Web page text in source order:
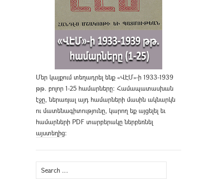
Մեր կայքում տեղադրել ենք «ՎԷՄ»-ի 1933-1939
թթ. բոլոր 1-25 համարները։ Համապատասխան
էջը, ներառյալ այդ համարների մասին ակնարկն
ու մատենագիտությունը, կարող եք այցելել եւ
համարների PDF տարբերակը ներբեռնել
այստեղից։
Search